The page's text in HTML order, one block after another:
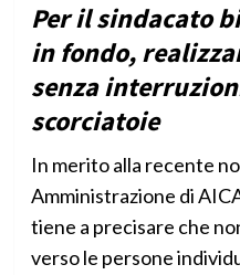
Per il sindacato
in fondo,
senza
scorciatoie
In merito alla recente
Amministrazione di
tiene a precisare che
verso le persone